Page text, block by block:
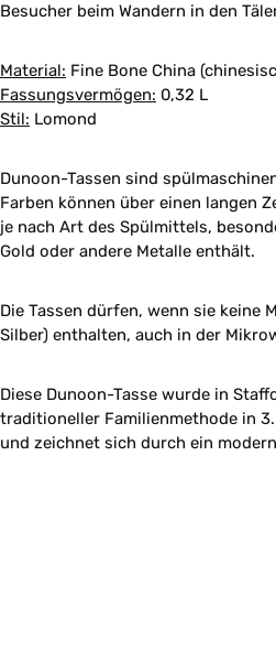
Besucher beim Wandern in den
Material: Fine Bone China
Fassungsvermögen: 0,32 L
Stil: Lomond
Dunoon-Tassen sind
Farben können über einen langen
je nach Art des Spülmittels,
Gold oder andere Metalle enthält.
Die Tassen dürfen, wenn sie keine
Silber) enthalten, auch in der
Diese Dunoon-Tasse wurde in
traditioneller Familienmethode in
und zeichnet sich durch ein